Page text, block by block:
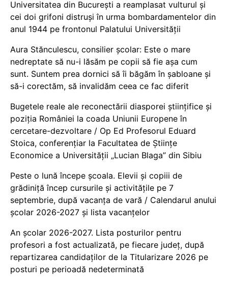
Universitatea din București a reamplasat vulturul și
cei doi grifoni distruși în urma bombardamentelor din
anul 1944 pe frontonul Palatului Universității
Aura Stănculescu, consilier școlar: Este o mare
nedreptate să nu-i lăsăm pe copii să fie așa cum
sunt. Suntem prea dornici să îi băgăm în șabloane și
să-i corectăm, să invalidăm ceea ce fac diferit
Bugetele reale ale reconectării diasporei științifice și
poziția României la coada Uniunii Europene în
cercetare-dezvoltare / Op Ed Profesorul Eduard
Stoica, conferențiar la Facultatea de Științe
Economice a Universității „Lucian Blaga” din Sibiu
Peste o lună începe școala. Elevii și copiii de
grădiniță încep cursurile și activitățile pe 7
septembrie, după vacanța de vară / Calendarul anului
școlar 2026-2027 și lista vacanțelor
An școlar 2026-2027. Lista posturilor pentru
profesori a fost actualizată, pe fiecare județ, după
repartizarea candidaților de la Titularizare 2026 pe
posturi pe perioadă nedeterminată